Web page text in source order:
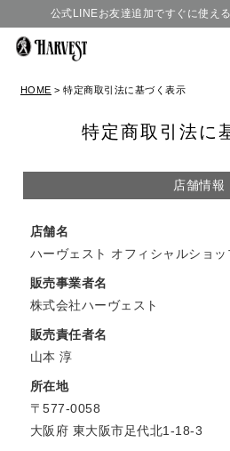
公式LINEお友達追加ですぐに使え
HOME 特定商取引法に基づく表示
特定商取引法に
店舗情報
店舗名
ハーヴェスト オフィシャルショッ
販売事業者名
株式会社ハーヴェスト
販売責任者名
山本 淳
所在地
〒577-0058
大阪府 東大阪市足代北1-18-3